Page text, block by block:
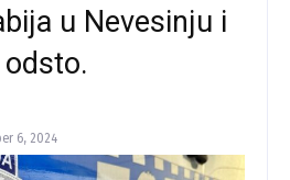
u Nevesinju i
6, 2024